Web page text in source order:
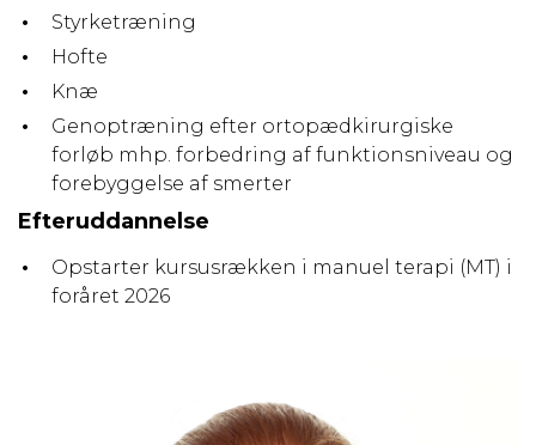
Styrketræning
Hofte
Knæ
Genoptræning efter ortopædkirurgiske
forløb mhp. forbedring af funktionsniveau og
forebyggelse af smerter
Efteruddannelse
Opstarter kursusrækken i manuel terapi (MT) i
foråret 2026